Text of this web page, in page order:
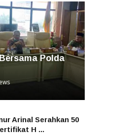
Polda
Arinal Serahkan 50
H ...